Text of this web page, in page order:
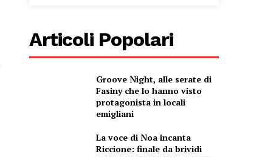
Articoli Popolari
Groove Night, alle serate di
Fasiny che lo hanno visto
protagonista in locali
emigliani
La voce di Noa incanta
Riccione: finale da brividi